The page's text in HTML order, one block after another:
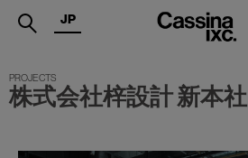
.
PRODUCTS
JP
株式会社梓設計 新本社